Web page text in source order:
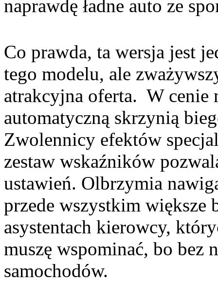
naprawdę ładne auto ze
Co prawda, ta wersja jest
tego modelu, ale
atrakcyjna oferta. W cenie
automatyczną skrzynią
Zwolennicy efektów
zestaw wskaźników
ustawień. Olbrzymia
przede wszystkim większe
asystentach kierowcy,
muszę wspominać, bo bez
samochodów.